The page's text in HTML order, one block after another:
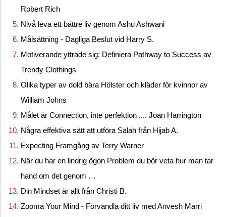
Robert Rich
Nivå leva ett bättre liv genom Ashu Ashwani
Målsättning - Dagliga Beslut vid Harry S.
Motiverande yttrade sig: Definiera Pathway to Success av
Trendy Clothings
Olika typer av dold bära Hölster och kläder för kvinnor av
William Johns
Målet är Connection, inte perfektion .... Joan Harrington
Några effektiva sätt att utföra Salah från Hijab A.
Expecting Framgång av Terry Warner
När du har en lindrig ögon Problem du bör veta hur man tar
hand om det genom …
Din Mindset är allt från Christi B.
Zooma Your Mind - Förvandla ditt liv med Anvesh Marri